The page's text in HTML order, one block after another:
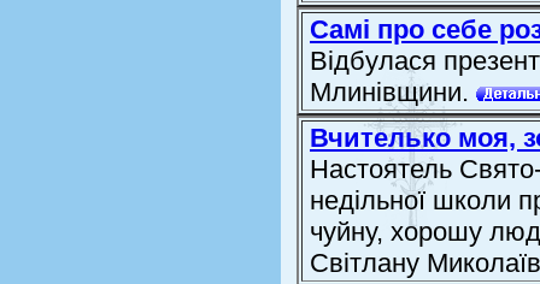
Самі про себе
Відбулася
Млинівщини.
Вчителько моя,
Настоятель
недільної школи
чуйну, хорошу
Світлану